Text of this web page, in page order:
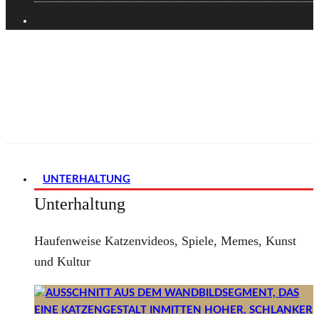
UNTERHALTUNG
Unterhaltung
Haufenweise Katzenvideos, Spiele, Memes, Kunst
und Kultur